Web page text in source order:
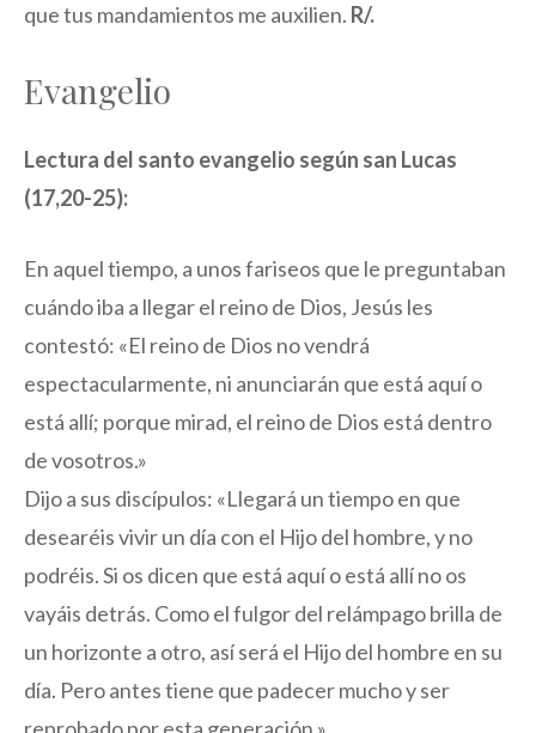
que tus mandamientos me auxilien. R/.
Evangelio
Lectura del santo evangelio según san Lucas
(17,20-25):
En aquel tiempo, a unos fariseos que le preguntaban
cuándo iba a llegar el reino de Dios, Jesús les
contestó: «El reino de Dios no vendrá
espectacularmente, ni anunciarán que está aquí o
está allí; porque mirad, el reino de Dios está dentro
de vosotros.»
Dijo a sus discípulos: «Llegará un tiempo en que
desearéis vivir un día con el Hijo del hombre, y no
podréis. Si os dicen que está aquí o está allí no os
vayáis detrás. Como el fulgor del relámpago brilla de
un horizonte a otro, así será el Hijo del hombre en su
día. Pero antes tiene que padecer mucho y ser